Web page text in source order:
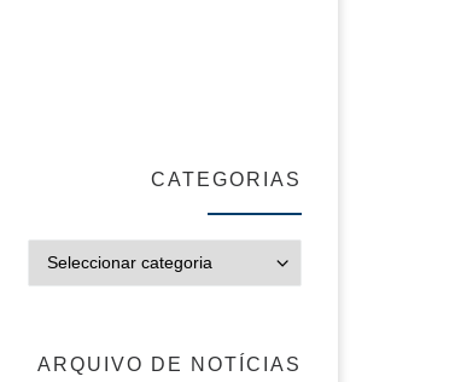
CATEGORIAS
ARQUIVO DE NOTÍCIAS